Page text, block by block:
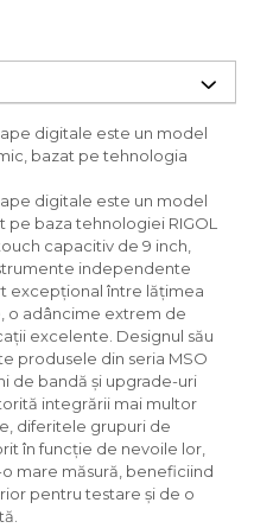
digitale este un model
bazat pe tehnologia
digitale este un model
baza tehnologiei RIGOL
capacitiv de 9 inch,
independente
excepțional între lățimea
o adâncime extrem de
excelente. Designul său
produsele din seria MSO
de bandă și upgrade-uri
integrării mai multor
diferitele grupuri de
în funcție de nevoile lor,
mare măsură, beneficiind
pentru testare și de o